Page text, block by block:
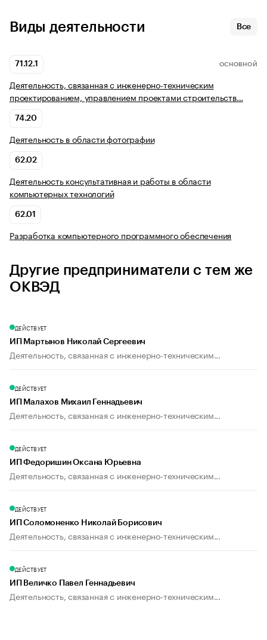
Виды деятельности Все
71.12.1 ОСНОВНОЙ
Деятельность, связанная с инженерно-техническим
проектированием, управлением проектами строительств…
74.20
Деятельность в области фотографии
62.02
Деятельность консультативная и работы в области
компьютерных технологий
62.01
Разработка компьютерного программного обеспечения
Другие предприниматели с тем же
ОКВЭД
ДЕЙСТВУЕТ
ИП Мартынов Николай Сергеевич
Деятельность, связанная с инженерно-техническим...
ДЕЙСТВУЕТ
ИП Малахов Михаил Геннадьевич
Деятельность, связанная с инженерно-техническим...
ДЕЙСТВУЕТ
ИП Федоришин Оксана Юрьевна
Деятельность, связанная с инженерно-техническим...
ДЕЙСТВУЕТ
ИП Соломоненко Николай Борисович
Деятельность, связанная с инженерно-техническим...
ДЕЙСТВУЕТ
ИП Величко Павел Геннадьевич
Деятельность, связанная с инженерно-техническим...